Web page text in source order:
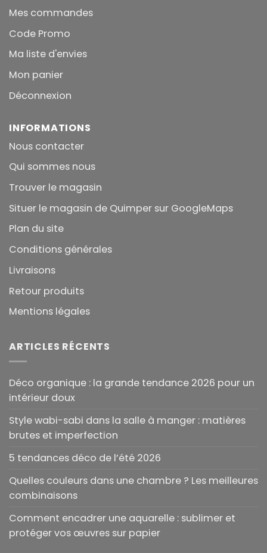
Mes commandes
Code Promo
Ma liste d'envies
Mon panier
Déconnexion
INFORMATIONS
Nous contacter
Qui sommes nous
Trouver le magasin
Situer le magasin de Quimper sur GoogleMaps
Plan du site
Conditions générales
Livraisons
Retour produits
Mentions légales
ARTICLES RÉCENTS
Déco organique : la grande tendance 2026 pour un
intérieur doux
Style wabi-sabi dans la salle à manger : matières
brutes et imperfection
5 tendances déco de l’été 2026
Quelles couleurs dans une chambre ? Les meilleures
combinaisons
Comment encadrer une aquarelle : sublimer et
protéger vos œuvres sur papier